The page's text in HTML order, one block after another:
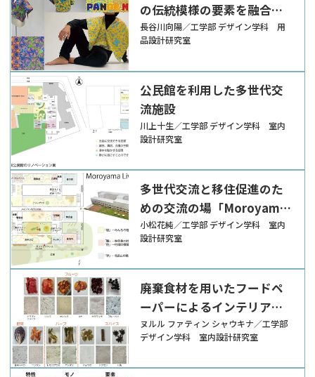
の伝統模様の要素を融合さ
せた図案デザインとその応
用
長谷川向陽／工学部 デザイン学科 用
品設計研究室
公民館を利用した多世代交
流施設
川上十生／工学部 デザイン学科 室内
設計研究室
多世代交流と移住促進のた
めの交流の場「Moroyama
Living」の提案
小松花純／工学部 デザイン学科 室内
設計研究室
廃棄食材を用いたフードペ
ーパーによるインテリアア
イテムの制作
ヌルル ファティン シャウキナ／工学部
デザイン学科 室内設計研究室